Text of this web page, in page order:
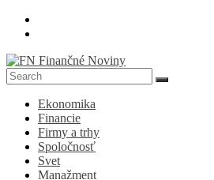
Skip
FN
Finančné
Noviny
Denník
Ekonomika
Financie
Firmy a trhy
Spoločnosť
Svet
Manažment